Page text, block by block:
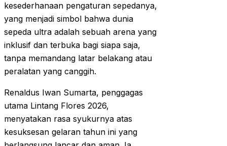
kesederhanaan pengaturan sepedanya,
yang menjadi simbol bahwa dunia
sepeda ultra adalah sebuah arena yang
inklusif dan terbuka bagi siapa saja,
tanpa memandang latar belakang atau
peralatan yang canggih.
Renaldus Iwan Sumarta, penggagas
utama Lintang Flores 2026,
menyatakan rasa syukurnya atas
kesuksesan gelaran tahun ini yang